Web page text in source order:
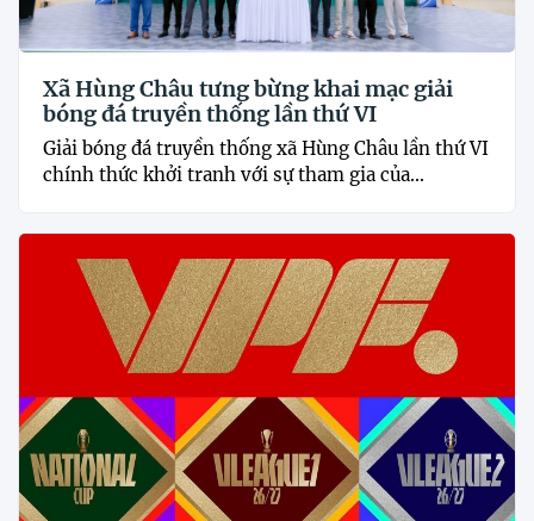
Xã Hùng Châu tưng bừng khai mạc giải
bóng đá truyền thống lần thứ VI
Giải bóng đá truyền thống xã Hùng Châu lần thứ VI
chính thức khởi tranh với sự tham gia của...